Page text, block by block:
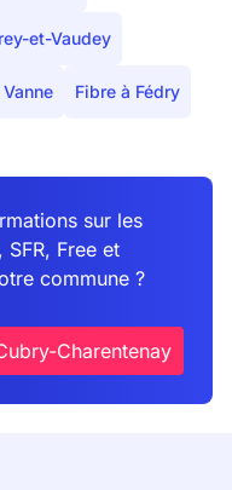
et-Vaudey
Fibre à Fédry
sur les
Free et
commune ?
Charentenay